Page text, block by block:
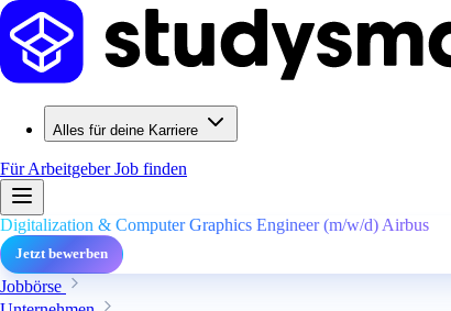
Alles für deine Karriere
Für ArbeitgeberJob finden
Digitalization & Computer Graphics Engineer (m/w/d) Airbus
Jetzt bewerben
Jobbörse